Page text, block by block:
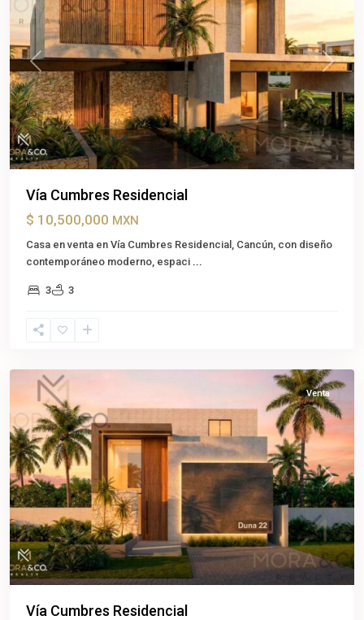
Previous Next
Vía Cumbres Residencial
$ 10,500,000 MXN
Casa en venta en Vía Cumbres Residencial, Cancún, con diseño
contemporáneo moderno, espaci ...
3 3
Benito
Previous Next
Venta
Vía Cumbres Residencial